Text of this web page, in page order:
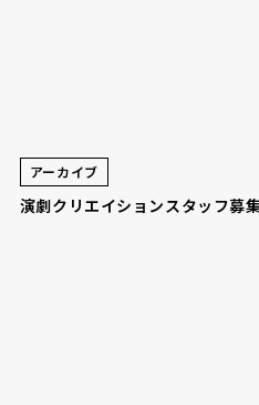
アーカイブ
演劇クリエイションスタッフ募